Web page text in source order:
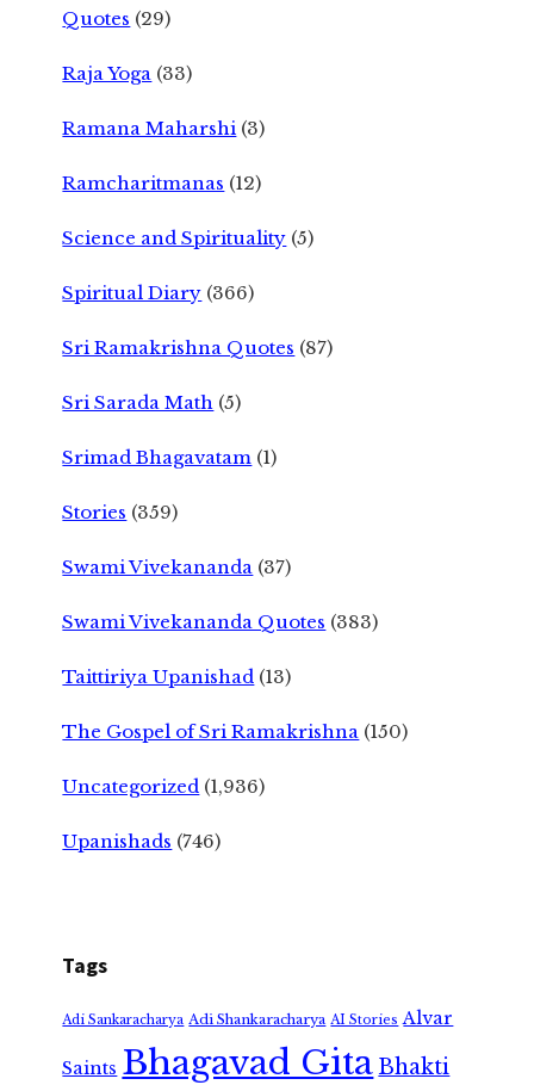
Quotes (29)
Raja Yoga (33)
Ramana Maharshi (3)
Ramcharitmanas (12)
Science and Spirituality (5)
Spiritual Diary (366)
Sri Ramakrishna Quotes (87)
Sri Sarada Math (5)
Srimad Bhagavatam (1)
Stories (359)
Swami Vivekananda (37)
Swami Vivekananda Quotes (383)
Taittiriya Upanishad (13)
The Gospel of Sri Ramakrishna (150)
Uncategorized (1,936)
Upanishads (746)
Tags
Adi Sankaracharya Adi Shankaracharya AI Stories Alvar
Saints Bhagavad GitaBhakti